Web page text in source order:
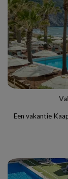
Een vakantie